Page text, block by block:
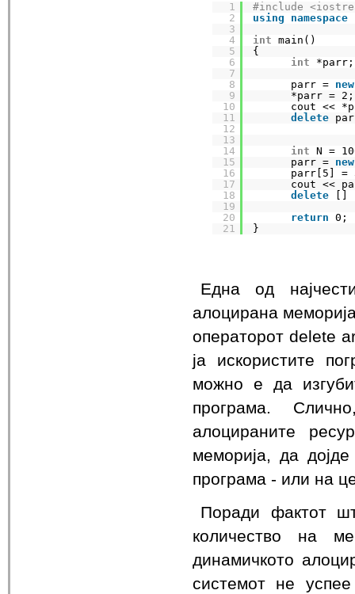
1
2
3
4
5
6
7
8
9
10
11
12
13
14
15
16
17
18
19
20
21
#include
using
namespace
int main()
{
int
*parr;
parr = new
*parr = 2;
cout
delete
int N =
parr = new
parr[5] =
cout
delete
return 0;
}
Една од
алоцирана
операторот delete
ја искористите
можно е да
програма.
алоцираните
меморија, да
програма - или на
Поради фактот
количество на
динамичкото
системот не